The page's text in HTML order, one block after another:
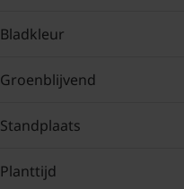
Bladkleur
Groenblijvend
Standplaats
Planttijd